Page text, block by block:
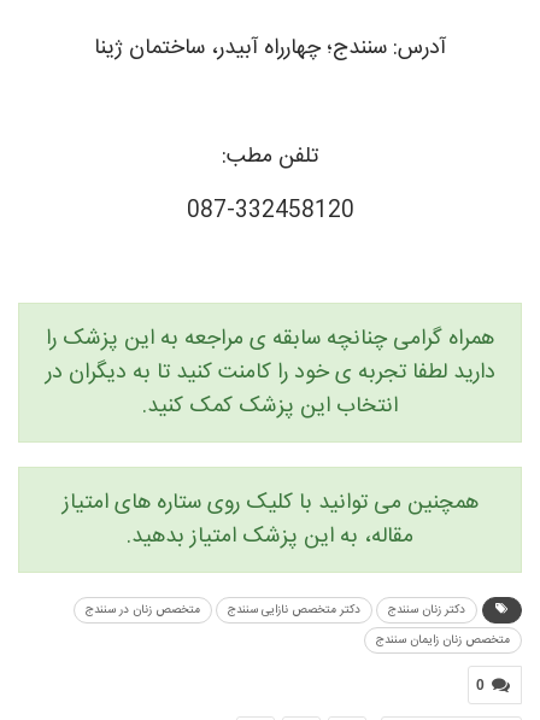
آدرس: سنندج؛ چهارراه آبیدر، ساختمان ژینا
تلفن مطب:
087-332458120
همراه گرامی چنانچه سابقه ی مراجعه به این پزشک را
دارید لطفا تجربه ی خود را کامنت کنید تا به دیگران در
انتخاب این پزشک کمک کنید.
همچنین می توانید با کلیک روی ستاره های امتیاز
مقاله، به این پزشک امتیاز بدهید.
دکتر زنان سنندج دکتر متخصص نازایی سنندج
متخصص زنان در سنندج
متخصص زنان زایمان سنندج
0